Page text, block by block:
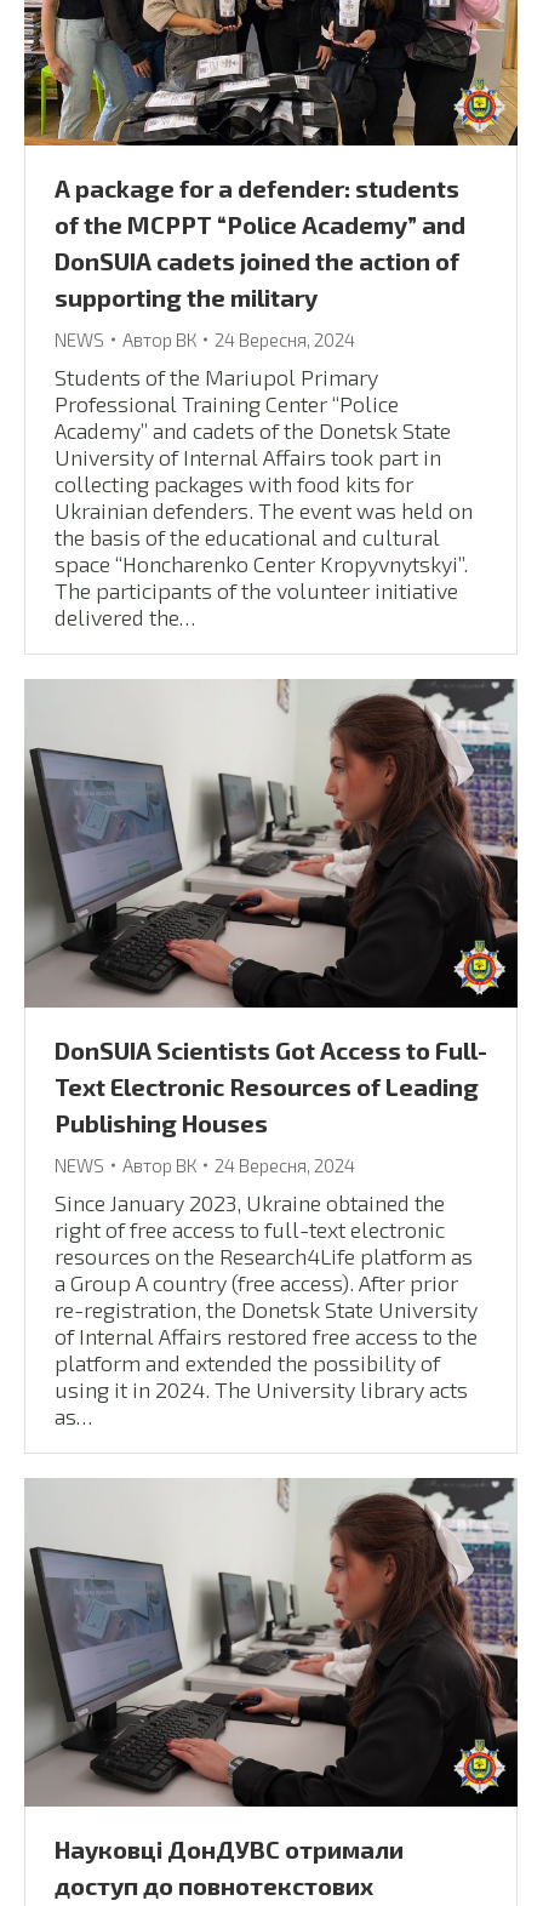
A package for a defender: students
of the MCPPT “Police Academy” and
DonSUIA cadets joined the action of
supporting the military
NEWS Автор ВК 24 Вересня, 2024
Students of the Mariupol Primary
Professional Training Center “Police
Academy” and cadets of the Donetsk State
University of Internal Affairs took part in
collecting packages with food kits for
Ukrainian defenders. The event was held on
the basis of the educational and cultural
space “Honcharenko Center Kropyvnytskyi”.
The participants of the volunteer initiative
delivered the…
DonSUIA Scientists Got Access to Full-
Text Electronic Resources of Leading
Publishing Houses
NEWS Автор ВК 24 Вересня, 2024
Since January 2023, Ukraine obtained the
right of free access to full-text electronic
resources on the Research4Life platform as
a Group A country (free access). After prior
re-registration, the Donetsk State University
of Internal Affairs restored free access to the
platform and extended the possibility of
using it in 2024. The University library acts
as…
Науковці ДонДУВС отримали
доступ до повнотекстових